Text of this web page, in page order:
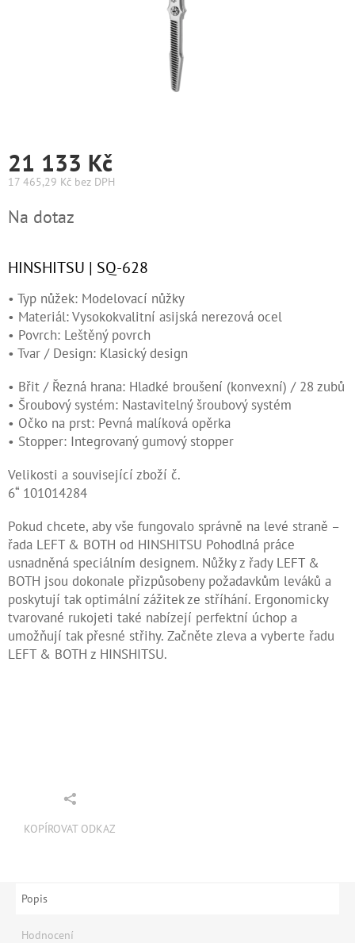
Hinshitsu
K-
Olaplex
Pomůcky
O
nás
Kontakty
Měna
(CZK)
Přihlášení
21 133 Kč
17 465,29 Kč bez DPH
cena:
Na dotaz
HINSHITSU | SQ-628
• Typ nůžek: Modelovací nůžky
• Materiál: Vysokokvalitní asijská nerezová ocel
• Povrch: Leštěný povrch
• Tvar / Design: Klasický design
• Břit / Řezná hrana: Hladké broušení (konvexní) / 28 zubů
• Šroubový systém: Nastavitelný šroubový systém
• Očko na prst: Pevná malíková opěrka
• Stopper: Integrovaný gumový stopper
Velikosti a související zboží č.
6“ 101014284
Pokud chcete, aby vše fungovalo správně na levé straně –
řada LEFT & BOTH od HINSHITSU Pohodlná práce
usnadněná speciálním designem. Nůžky z řady LEFT &
BOTH jsou dokonale přizpůsobeny požadavkům leváků a
poskytují tak optimální zážitek ze stříhání. Ergonomicky
tvarované rukojeti také nabízejí perfektní úchop a
umožňují tak přesné střihy. Začněte zleva a vyberte řadu
LEFT & BOTH z HINSHITSU.
KOPÍROVAT ODKAZ
Popis
Hodnocení